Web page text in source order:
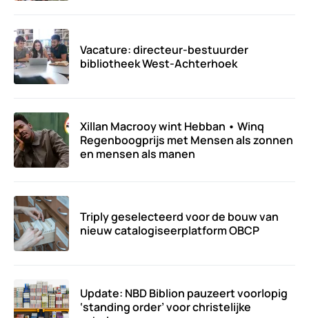
Vacature: directeur-bestuurder
bibliotheek West-Achterhoek
Xillan Macrooy wint Hebban • Winq
Regenboogprijs met Mensen als zonnen
en mensen als manen
Triply geselecteerd voor de bouw van
nieuw catalogiseerplatform OBCP
Update: NBD Biblion pauzeert voorlopig
‘standing order’ voor christelijke